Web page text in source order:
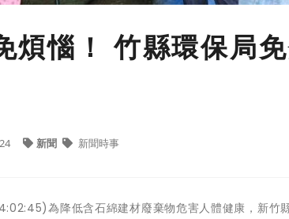
煩惱！ 竹縣環保局
新聞 新聞時事
為降低含石綿建材廢棄物危害人體健康，新竹